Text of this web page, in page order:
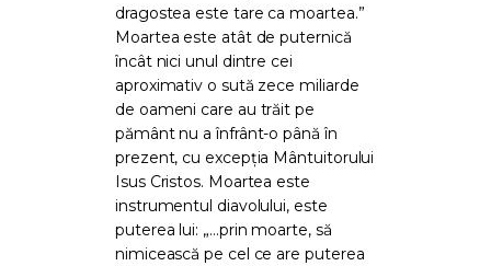
dragostea este tare ca moartea.”
Moartea este atât de puternică
încât nici unul dintre cei
aproximativ o sută zece miliarde
de oameni care au trăit pe
pământ nu a înfrânt-o până în
prezent, cu excepția Mântuitorului
Isus Cristos. Moartea este
instrumentul diavolului, este
puterea lui: „…prin moarte, să
nimicească pe cel ce are puterea